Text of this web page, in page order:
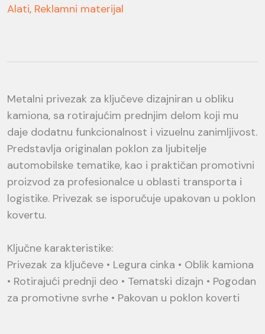
Alati, Reklamni materijal
Metalni privezak za ključeve dizajniran u obliku
kamiona, sa rotirajućim prednjim delom koji mu
daje dodatnu funkcionalnost i vizuelnu zanimljivost.
Predstavlja originalan poklon za ljubitelje
automobilske tematike, kao i praktičan promotivni
proizvod za profesionalce u oblasti transporta i
logistike. Privezak se isporučuje upakovan u poklon
kovertu.
Ključne karakteristike:
Privezak za ključeve • Legura cinka • Oblik kamiona
• Rotirajući prednji deo • Tematski dizajn • Pogodan
za promotivne svrhe • Pakovan u poklon koverti